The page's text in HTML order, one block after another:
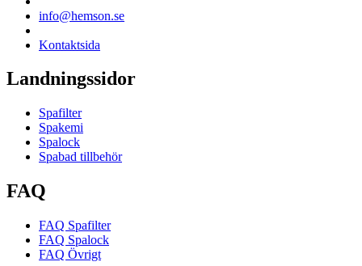
info@hemson.se
Kontaktsida
Landningssidor
Spafilter
Spakemi
Spalock
Spabad tillbehör
FAQ
FAQ Spafilter
FAQ Spalock
FAQ Övrigt